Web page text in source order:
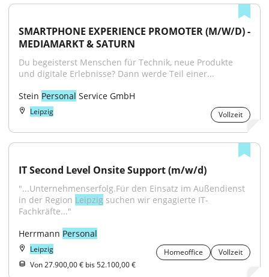
SMARTPHONE EXPERIENCE PROMOTER (M/W/D) -
MEDIAMARKT & SATURN
Du begeisterst Menschen für Technik, neue Produkte
und digitale Erlebnisse? Dann werde Teil einer...
Stein Personal Service GmbH
Leipzig Vollzeit
IT Second Level Onsite Support (m/w/d)
"...Unternehmenserfolg.Für den Einsatz im Außendienst
in der Region Leipzig suchen wir engagierte IT-
Fachkräfte..."
Herrmann Personal
Leipzig Homeoffice
Vollzeit
Von 27.900,00 € bis 52.100,00 €